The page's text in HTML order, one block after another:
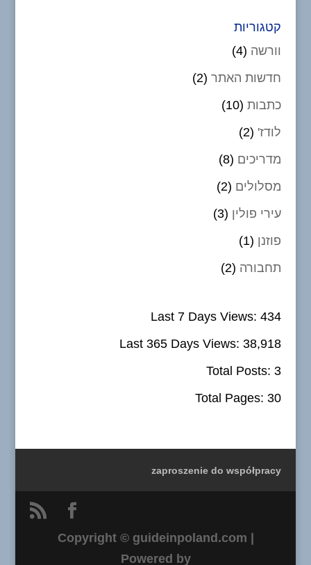
קטגוריות
וורשה (4)
חדשות האתר(2)
כתבות(10)
לודז' (2)
מדריכים (8)
מסלולים (2)
עירי פולין (3)
פוזנן (1)
תחבורה (2)
Last 7 Days Views:434
Last 365 Days Views:38,918
Total Posts:3
Total Pages:30
zaproszenie do współpracy
Copyright © guideinpoland.com |
Powered by